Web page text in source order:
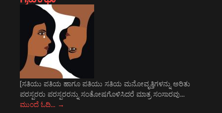
[ಸತಿಯು ಪತಿಯ ಹಾಗೂ ಪತಿಯು ಸತಿಯ ಮನೋವೃತ್ತಿಗಳನ್ನು ಅರಿತು
ಪರಸ್ಪರರು ಪರಸ್ಪರರನ್ನು ಸಂತೋಷಗೊಳಿಸಿದರೆ ಮಾತ್ರ ಸಂಸಾರವು…
ಮುಂದೆ ಓದಿ… →